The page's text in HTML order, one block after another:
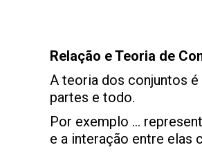
Relação e Teoria de
A teoria dos conjuntos é
partes e todo.
Por exemplo …
e a interação entre elas